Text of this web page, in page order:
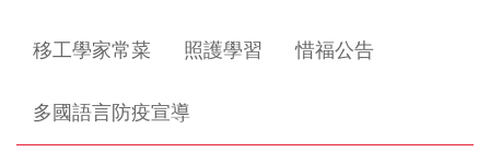
移工學家常菜 照護學習 惜福公告
多國語言防疫宣導